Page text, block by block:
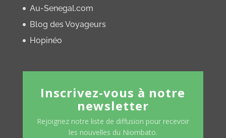
Au-Senegal.com
Blog des Voyageurs
Hopinéo
Inscrivez-vous à notre
newsletter
Rejoignez notre liste de diffusion pour recevoir
les nouvelles du Niombato.